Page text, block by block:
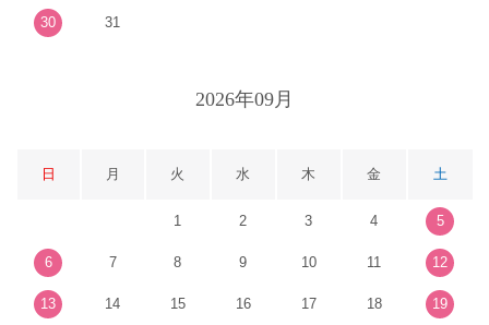
30 31
2026年09月
日 月 火 水 木 金 土
1 2 3 4 5
6 7 8 9 10 11 12
13 14 15 16 17 18 19